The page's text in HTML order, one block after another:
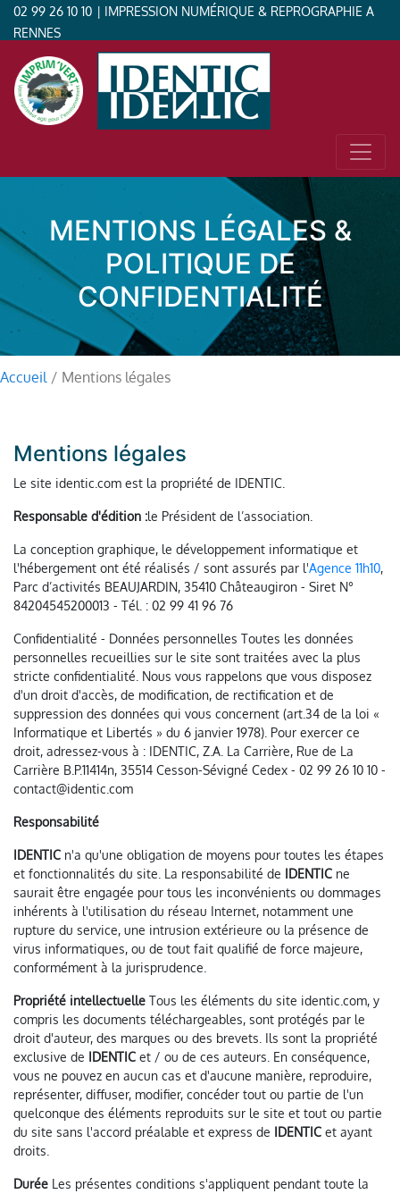
02 99 26 10 10 | IMPRESSION NUMÉRIQUE & REPROGRAPHIE A
RENNES
MENTIONS LÉGALES &
POLITIQUE DE
CONFIDENTIALITÉ
Accueil / Mentions légales
Mentions légales
Le site identic.com est la propriété de IDENTIC.
Responsable d'édition :le Président de l’association.
La conception graphique, le développement informatique et
l'hébergement ont été réalisés / sont assurés par l'Agence 11h10,
Parc d’activités BEAUJARDIN, 35410 Châteaugiron - Siret N°
84204545200013 - Tél. : 02 99 41 96 76
Confidentialité - Données personnelles Toutes les données
personnelles recueillies sur le site sont traitées avec la plus
stricte confidentialité. Nous vous rappelons que vous disposez
d'un droit d'accès, de modification, de rectification et de
suppression des données qui vous concernent (art.34 de la loi «
Informatique et Libertés » du 6 janvier 1978). Pour exercer ce
droit, adressez-vous à : IDENTIC, Z.A. La Carrière, Rue de La
Carrière B.P.11414n, 35514 Cesson-Sévigné Cedex - 02 99 26 10 10 -
contact@identic.com
Responsabilité
IDENTIC n'a qu'une obligation de moyens pour toutes les étapes
et fonctionnalités du site. La responsabilité de IDENTIC ne
saurait être engagée pour tous les inconvénients ou dommages
inhérents à l'utilisation du réseau Internet, notamment une
rupture du service, une intrusion extérieure ou la présence de
virus informatiques, ou de tout fait qualifié de force majeure,
conformément à la jurisprudence.
Propriété intellectuelle Tous les éléments du site identic.com, y
compris les documents téléchargeables, sont protégés par le
droit d'auteur, des marques ou des brevets. Ils sont la propriété
exclusive de IDENTIC et / ou de ces auteurs. En conséquence,
vous ne pouvez en aucun cas et d'aucune manière, reproduire,
représenter, diffuser, modifier, concéder tout ou partie de l'un
quelconque des éléments reproduits sur le site et tout ou partie
du site sans l'accord préalable et express de IDENTIC et ayant
droits.
Durée Les présentes conditions s'appliquent pendant toute la